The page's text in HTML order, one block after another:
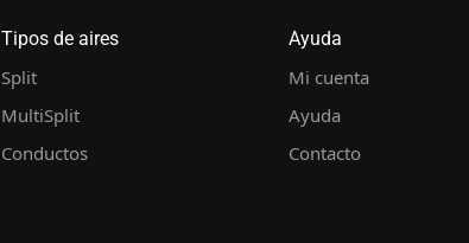
Tipos de aires
Split
MultiSplit
Conductos
Ayuda
Mi cuenta
Ayuda
Contacto